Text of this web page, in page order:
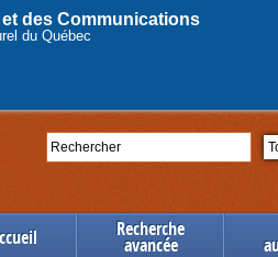
des Communications
du Québec
Rechercher
Recherche
avancée